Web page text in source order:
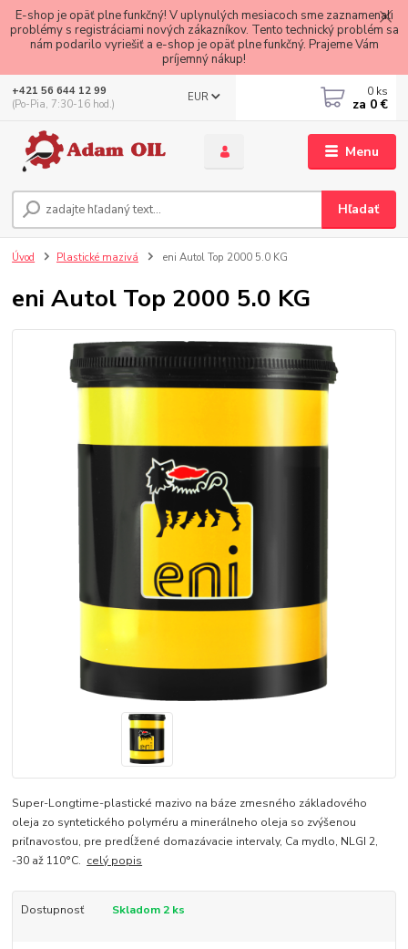
E-shop je opäť plne funkčný! V uplynulých mesiacoch sme zaznamenali
problémy s registráciami nových zákazníkov. Tento technický problém sa
nám podarilo vyriešiť a e-shop je opäť plne funkčný. Prajeme Vám
príjemný nákup!
Menu
EUR
Hľadať
+421 56 644 12 99
(Po-Pia, 7:30-16 hod.)
0 ks
za 0 €
Úvod Plastické mazivá eni Autol Top 2000 5.0 KG
eni Autol Top 2000 5.0 KG
Super-Longtime-plastické mazivo na báze zmesného základového
oleja zo syntetického polyméru a minerálneho oleja so zvýšenou
priľnavosťou, pre predĺžené domazávacie intervaly, Ca mydlo, NLGI 2,
-30 až 110°C. celý popis
Dostupnosť Skladom 2 ks